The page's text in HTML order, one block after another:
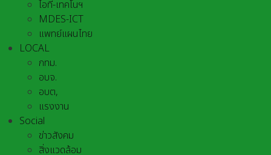
ไอที-เทคโนฯ
MDES-ICT
แพทย์แผนไทย
LOCAL
กทม.
อบจ.
อบต,
แรงงาน
Social
ข่าวสังคม
สิ่งแวดล้อม